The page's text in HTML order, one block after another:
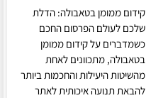
קידום ממומן בטאבולה: הדלת
שלכם לעולם הפרסום החכם
כשמדברים על קידום ממומן
בטאבולה, מתכוונים לאחת
מהשיטות היעילות והחכמות ביותר
להבאת תנועה איכותית לאתר